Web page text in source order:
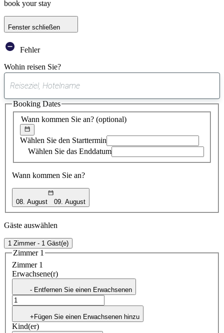
book your stay
Fenster schließen
Fehler
Wohin reisen Sie?
gefundener
Vorschlag
Wann kommen Sie an? (optional)
Wählen Sie den Starttermin
Wählen Sie das Enddatum
Wann kommen Sie an?
08. August 09. August
Booking Dates
Gäste auswählen
1 Zimmer - 1 Gäst(e)
Zimmer 1
Zimmer 1
Erwachsene(r)
- Entfernen Sie einen Erwachsenen
+Fügen Sie einen Erwachsenen hinzu
Kind(er)